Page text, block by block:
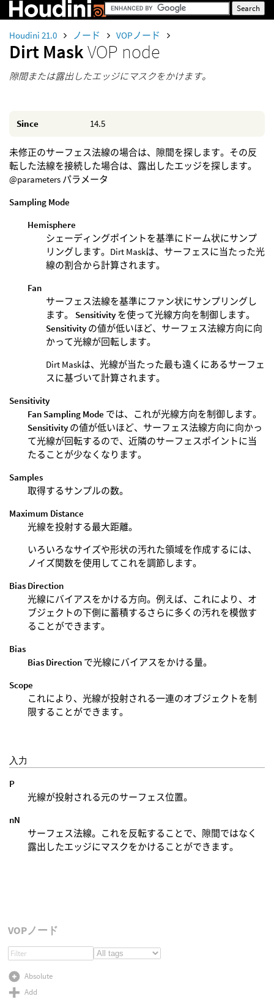
Houdini 21.0 ノード VOPノード
Dirt MaskVOP node
隙間または露出したエッジにマスクをかけます。
Since 14.5
未修正のサーフェス法線の場合は、隙間を探します。その反
転した法線を接続した場合は、露出したエッジを探します。
@parameters パラメータ
Sampling Mode
Hemisphere
シェーディングポイントを基準にドーム状にサンプ
リングします。Dirt Maskは、サーフェスに当たった光
線の割合から計算されます。
Fan
サーフェス法線を基準にファン状にサンプリングし
ます。 Sensitivity を使って光線方向を制御します。
Sensitivity の値が低いほど、サーフェス法線方向に向
かって光線が回転します。
Dirt Maskは、光線が当たった最も遠くにあるサーフェ
スに基づいて計算されます。
Sensitivity
Fan Sampling Mode では、これが光線方向を制御します。
Sensitivity の値が低いほど、サーフェス法線方向に向かっ
て光線が回転するので、近隣のサーフェスポイントに当
たることが少なくなります。
Samples
取得するサンプルの数。
Maximum Distance
光線を投射する最大距離。
いろいろなサイズや形状の汚れた領域を作成するには、
ノイズ関数を使用してこれを調節します。
Bias Direction
光線にバイアスをかける方向。例えば、これにより、オ
ブジェクトの下側に蓄積するさらに多くの汚れを模倣す
ることができます。
Bias
Bias Direction で光線にバイアスをかける量。
Scope
これにより、光線が投射される一連のオブジェクトを制
限することができます。
入力
P
光線が投射される元のサーフェス位置。
nN
サーフェス法線。これを反転することで、隙間ではなく
露出したエッジにマスクをかけることができます。
VOPノード
Absolute
Add